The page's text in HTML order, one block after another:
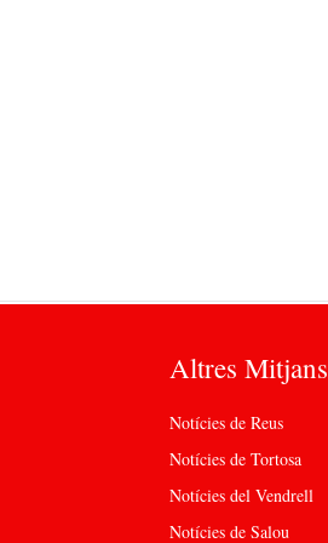
Altres Mitjans
Notícies de Reus
Notícies de Tortosa
Notícies del Vendrell
Notícies de Salou